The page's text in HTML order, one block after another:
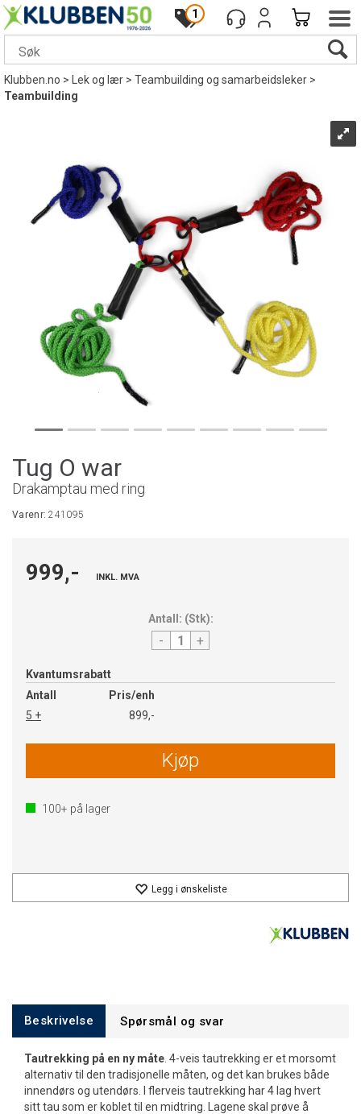
1
Klubben.no> Lek og lær>Teambuilding og samarbeidsleker>
Teambuilding
Tug O war
Drakamptau med ring
Varenr:241095
999,- INKL. MVA
Antall: (Stk):
- +
Kvantumsrabatt
Antall
Pris/enh
5 +
899,-
Kjøp
100+ på lager
Legg i ønskeliste
Beskrivelse Spørsmål og svar
Tautrekking på en ny måte . 4-veis tautrekking er et morsomt
alternativ til den tradisjonelle måten, og det kan brukes både
innendørs og utendørs. I flerveis tautrekking har 4 lag hvert
sitt tau som er koblet til en midtring. Lagene skal prøve å